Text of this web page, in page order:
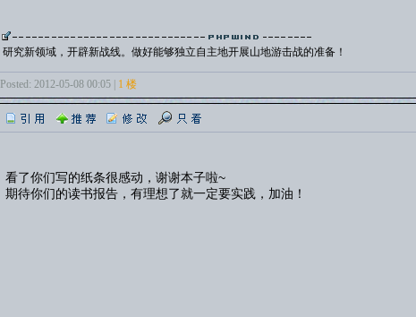
研究新领域，开辟新战线。做好能够独立自主地开展山地游击战的准备！
Posted: 2012-05-08 00:05 | 1 楼
看了你们写的纸条很感动，谢谢本子啦~
期待你们的读书报告，有理想了就一定要实践，加油！